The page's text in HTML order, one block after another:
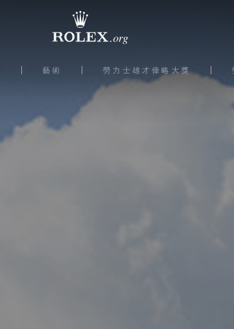
藝術 勞力士雄才偉略大獎